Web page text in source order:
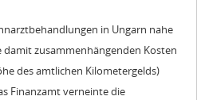
in Ungarn nahe
damit zusammenhängenden Kosten
des amtlichen Kilometergelds)
Finanzamt verneinte die